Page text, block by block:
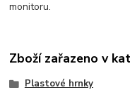
monitoru.
Zboží zařazeno v
Plastové hrnky